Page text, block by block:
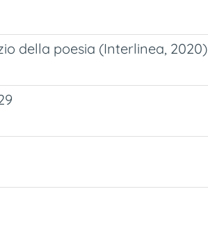
della poesia (Interlinea, 2020)